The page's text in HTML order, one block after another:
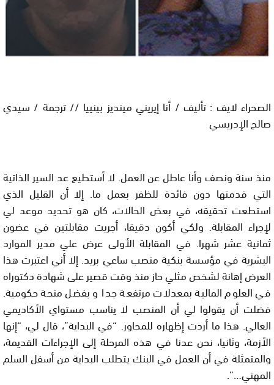
الصحراء لايف : تأليف / أنا إيريني مينديز بينييا // ترجمة / سيدي
صالح الإدريسي
منذ سنة ونصف وأنا عاطل عن العمل. لا أستطيع عد السير الذاتية
التي قدمتها دون فائدة للظفر بعمل ما. إلا أن القليل الذي
استطعت تحقيقه، في بعض الحالات، كان هو تحديد موعد لي
لإجراء المقابلة. ولكي أكون دقيقا، أجريت مقابلتين في عضون
ثمانية عشر شهرا. في المقابلة الأولى عرض علي مدير الموارد
البشرية في مؤسسة بنكية منصب ساعي بريد. إلا أني اعتبرت هذا
العرض إهانة لشخص مثلي حاز منذ وقت قصير على شهادة دكتوراه
في العلوم المالية بمعدلات مرتفعة جدا و بفضل منحة حكومية.
فضلت أن يقولوا لي أن المنصب لا يناسب مستواي الأكاديمي
العالي. هذا ما أردت إظهاره للمحاور. “في البداية”، قال لي، “إنها
الأزمة، وثانيا، نحن عدنا في هذه المرحلة إلى الإجراءات القديمة،
والمتمثلة في أن العمل في البنك يتطلب البداية من أسفل السلم
المهني…”.